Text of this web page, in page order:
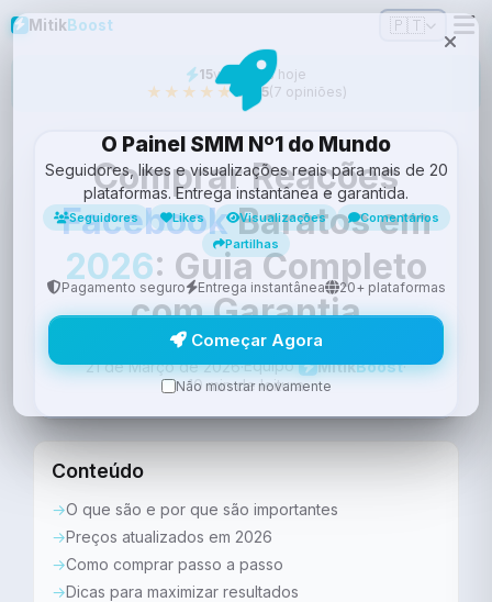
Mitik Boost 🇵🇹
15vendidos hoje
★★★★★4.9/5(7 opiniões)
Comprar Reações
FacebookBaratos em
2026: Guia Completo
com Garantia
21 de Março de 2026·Equipo MitikBoost·
10 min de leitura
Conteúdo
O que são e por que são importantes
Preços atualizados em 2026
Como comprar passo a passo
Dicas para maximizar resultados
O Painel SMM Nº1 do Mundo
Seguidores, likes e visualizações reais para mais de 20
plataformas. Entrega instantânea e garantida.
Seguidores Likes Visualizações
Comentários
Partilhas
Pagamento seguro Entrega instantânea 20+ plataformas
Começar Agora
Não mostrar novamente